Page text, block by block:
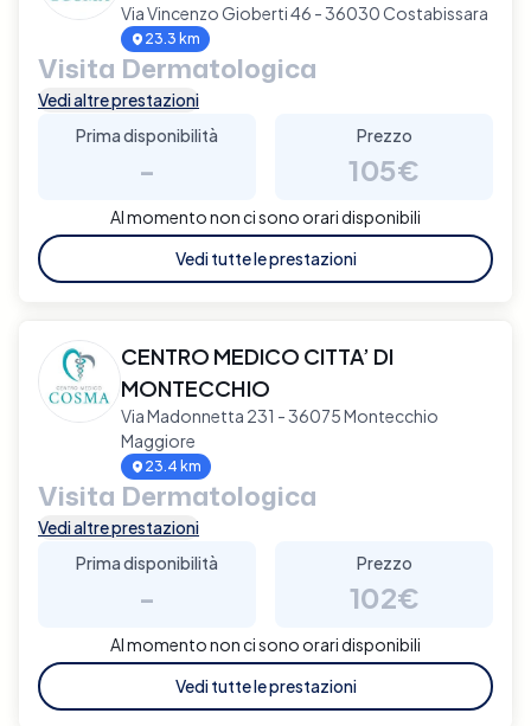
Via Vincenzo Gioberti 46 - 36030 Costabissara
23.3 km
Visita Dermatologica
Vedi altre prestazioni
Prima disponibilità
-
Prezzo
105€
Al momento non ci sono orari disponibili
Vedi tutte le prestazioni
CENTRO MEDICO CITTA’ DI
MONTECCHIO
Via Madonnetta 231 - 36075 Montecchio
Maggiore
23.4 km
Visita Dermatologica
Vedi altre prestazioni
Prima disponibilità
-
Prezzo
102€
Al momento non ci sono orari disponibili
Vedi tutte le prestazioni